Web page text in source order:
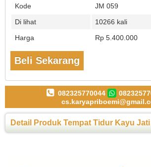
Kode
JM 059
Di lihat
10266 kali
Harga
Rp 5.400.000
Beli Sekarang
082325770044
Detail Produk Tempat Tidur Kayu Jati